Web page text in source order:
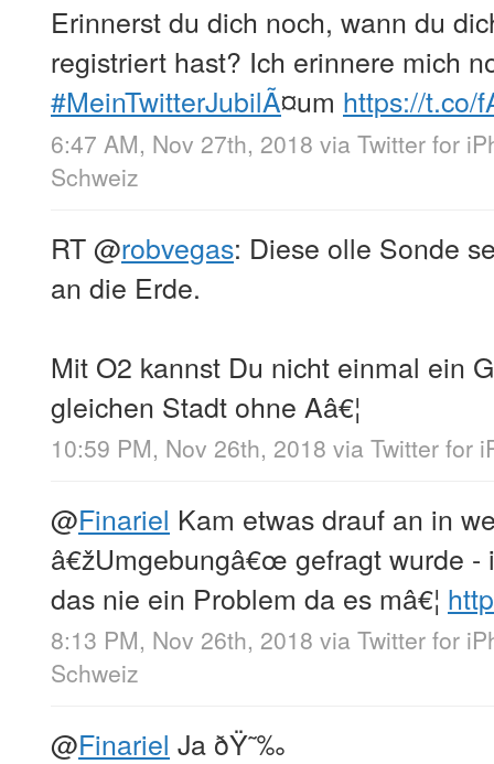
Erinnerst du dich noch, wann du
registriert hast? Ich erinnere mich
#MeinTwitterJubilÃ¤um https://t.co/
6:47 AM, Nov 27th, 2018 via Twitter for
Schweiz
RT@robvegas: Diese olle Sonde
an die Erde.
Mit O2 kannst Du nicht einmal ein
gleichen Stadt ohne Aâ€¦
10:59 PM, Nov 26th, 2018 via Twitter for
@Finariel Kam etwas drauf an in
â€žUmgebungâ€œ gefragt wurde -
das nie ein Problem da es mâ€¦
8:13 PM, Nov 26th, 2018 via Twitter for
Schweiz
@Finariel Ja ðŸ˜‰